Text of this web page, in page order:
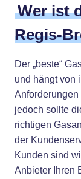
Wer ist
Regis-
Der „beste“
und hängt von
jedoch sollte
richtigen
der
Kunden sind
Anbieter Ihren